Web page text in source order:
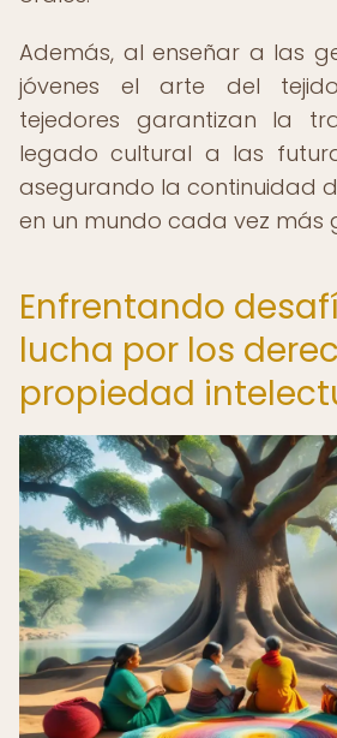
Además, al enseñar a las
jóvenes el arte del
tejedores garantizan la
legado cultural a las
asegurando la continuidad
en un mundo cada vez más
Enfrentando
lucha por los
propiedad